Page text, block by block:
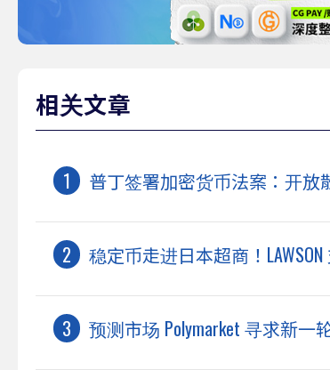
相关文章
普丁签署加密货币法案：开
稳定币走进日本超商！
预测市场 Polymarket 寻求新